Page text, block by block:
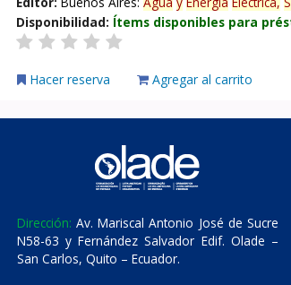
Disponibilidad: Ítems disponibles para
Hacer reserva Agregar al carrito
Dirección: Av. Mariscal Antonio José de Sucre
N58-63 y Fernández Salvador Edif. Olade –
San Carlos, Quito – Ecuador.